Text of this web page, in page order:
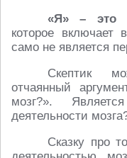
«Я» – это
которое включает
само не является
Скептик
отчаянный
мозг?».
деятельности
Сказку про